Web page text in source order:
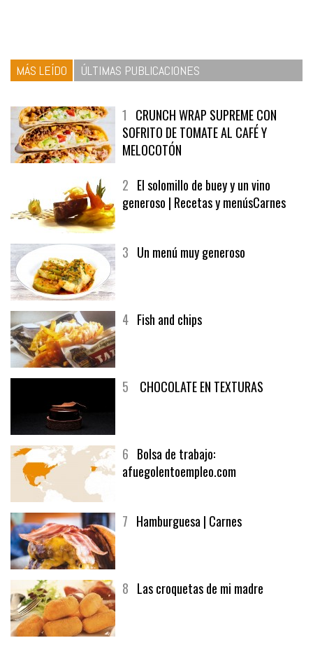
MÁS LEÍDO ÚLTIMAS PUBLICACIONES
1 CRUNCH WRAP SUPREME CON
SOFRITO DE TOMATE AL CAFÉ Y
MELOCOTÓN
2 El solomillo de buey y un vino
generoso | Recetas y menúsCarnes
3 Un menú muy generoso
4 Fish and chips
5 CHOCOLATE EN TEXTURAS
6 Bolsa de trabajo:
afuegolentoempleo.com
7 Hamburguesa | Carnes
8 Las croquetas de mi madre